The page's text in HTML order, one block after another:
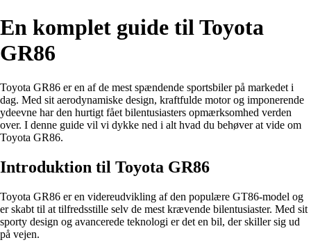
En komplet guide til Toyota
GR86
Toyota GR86 er en af de mest spændende sportsbiler på markedet i
dag. Med sit aerodynamiske design, kraftfulde motor og imponerende
ydeevne har den hurtigt fået bilentusiasters opmærksomhed verden
over. I denne guide vil vi dykke ned i alt hvad du behøver at vide om
Toyota GR86.
Introduktion til Toyota GR86
Toyota GR86 er en videreudvikling af den populære GT86-model og
er skabt til at tilfredsstille selv de mest krævende bilentusiaster. Med sit
sporty design og avancerede teknologi er det en bil, der skiller sig ud
på vejen.